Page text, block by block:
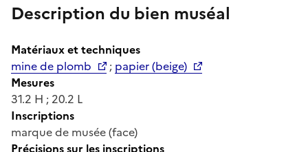
Description du bien muséal
Matériaux et techniques
mine de plomb
; papier (beige)
Mesures
31.2 H ; 20.2 L
Inscriptions
marque de musée (face)
Précisions sur les inscriptions